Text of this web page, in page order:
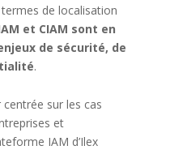
de localisation
et CIAM sont en
de sécurité, de
.
sur les cas
et
IAM d’Ilex